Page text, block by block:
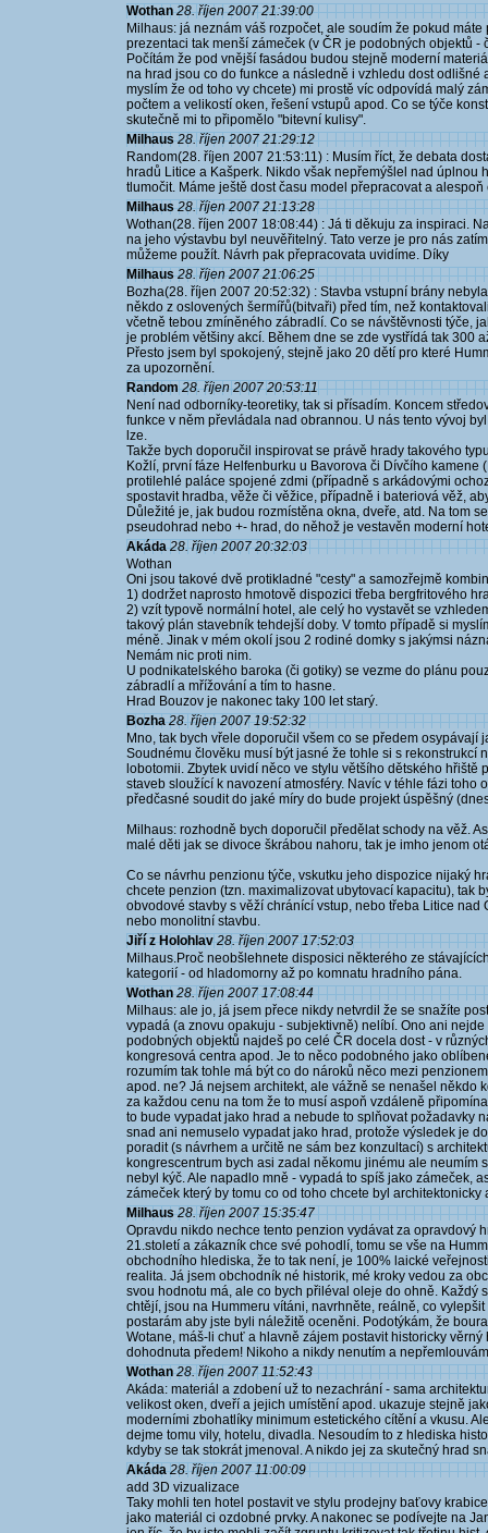
Wothan 28. říjen 2007 21:39:00
Milhaus: já neznám váš rozpočet, ale soudím že pokud
prezentaci tak menší zámeček (v ČR je podobných objektů
Počítám že pod vnější fasádou budou stejně moderní
na hrad jsou co do funkce a následně i vzhledu dost odlišné
myslím že od toho vy chcete) mi prostě víc odpovídá malý
počtem a velikostí oken, řešení vstupů apod. Co se týče
skutečně mi to připomělo "bitevní kulisy".
Milhaus 28. říjen 2007 21:29:12
Random(28. říjen 2007 21:53:11) : Musím říct, že debata
hradů Litice a Kašperk. Nikdo však nepřemýšlel nad úplnou
tlumočit. Máme ještě dost času model přepracovat a
Milhaus 28. říjen 2007 21:13:28
Wothan(28. říjen 2007 18:08:44) : Já ti děkuju za inspiraci.
na jeho výstavbu byl neuvěřitelný. Tato verze je pro nás
můžeme použít. Návrh pak přepracovata uvidíme. Díky
Milhaus 28. říjen 2007 21:06:25
Bozha(28. říjen 2007 20:52:32) : Stavba vstupní brány
někdo z oslovených šermířů(bitvaři) před tím, než
včetně tebou zmíněného zábradlí. Co se návštěvnosti týče,
je problém většiny akcí. Během dne se zde vystřídá tak 300
Přesto jsem byl spokojený, stejně jako 20 dětí pro které
za upozornění.
Random 28. říjen 2007 20:53:11
Není nad odborníky-teoretiky, tak si přísadím. Koncem
funkce v něm převládala nad obrannou. U nás tento vývoj
lze.
Takže bych doporučil inspirovat se právě hrady takového
Kožlí, první fáze Helfenburku u Bavorova či Dívčího
protilehlé paláce spojené zdmi (případně s arkádovými
spostavit hradba, věže či věžice, případně i bateriová věž,
Důležité je, jak budou rozmístěna okna, dveře, atd. Na tom
pseudohrad nebo +- hrad, do něhož je vestavěn moderní
Akáda 28. říjen 2007 20:32:03
Wothan
Oni jsou takové dvě protikladné "cesty" a samozřejmě
1) dodržet naprosto hmotově dispozici třeba bergfritového
2) vzít typově normální hotel, ale celý ho vystavět se
takový plán stavebník tehdejší doby. V tomto případě si
méně. Jinak v mém okolí jsou 2 rodiné domky s jakýmsi
Nemám nic proti nim.
U podnikatelského baroka (či gotiky) se vezme do plánu
zábradlí a mřížování a tím to hasne.
Hrad Bouzov je nakonec taky 100 let starý.
Bozha 28. říjen 2007 19:52:32
Mno, tak bych vřele doporučil všem co se předem osypávají
Soudnému člověku musí být jasné že tohle si s rekonstrukcí
lobotomii. Zbytek uvidí něco ve stylu většího dětského
staveb sloužící k navození atmosféry. Navíc v téhle fázi toho
předčasné soudit do jaké míry do bude projekt úspěšný
Milhaus: rozhodně bych doporučil předělat schody na věž.
malé děti jak se divoce škrábou nahoru, tak je imho jenom
Co se návrhu penzionu týče, vskutku jeho dispozice nijaký
chcete penzion (tzn. maximalizovat ubytovací kapacitu), tak
obvodové stavby s věží chránící vstup, nebo třeba Litice
nebo monolitní stavbu.
Jiří z Holohlav 28. říjen 2007 17:52:03
Milhaus.Proč neobšlehnete disposici některého ze
kategorií - od hladomorny až po komnatu hradního pána.
Wothan 28. říjen 2007 17:08:44
Milhaus: ale jo, já jsem přece nikdy netvrdil že se snažíte
vypadá (a znovu opakuju - subjektivně) nelíbí. Ono ani
podobných objektů najdeš po celé ČR docela dost - v
kongresová centra apod. Je to něco podobného jako
rozumím tak tohle má být co do nároků něco mezi
apod. ne? Já nejsem architekt, ale vážně se nenašel někdo
za každou cenu na tom že to musí aspoň vzdáleně
to bude vypadat jako hrad a nebude to splňovat požadavky
snad ani nemuselo vypadat jako hrad, protože výsledek je
poradit (s návrhem a určitě ne sám bez konzultací) s
kongrescentrum bych asi zadal někomu jinému ale neumím
nebyl kýč. Ale napadlo mně - vypadá to spíš jako zámeček,
zámeček který by tomu co od toho chcete byl architektonicky
Milhaus 28. říjen 2007 15:35:47
Opravdu nikdo nechce tento penzion vydávat za opravdový
21.století a zákazník chce své pohodlí, tomu se vše na
obchodního hlediska, že to tak není, je 100% laické
realita. Já jsem obchodník né historik, mé kroky vedou za
svou hodnotu má, ale co bych přiléval oleje do ohně. Každý
chtějí, jsou na Hummeru vítáni, navrhněte, reálně, co
postarám aby jste byli náležitě oceněni. Podotýkám, že
Wotane, máš-li chuť a hlavně zájem postavit historicky
dohodnuta předem! Nikoho a nikdy nenutím a
Wothan 28. říjen 2007 11:52:43
Akáda: materiál a zdobení už to nezachrání - sama
velikost oken, dveří a jejich umístění apod. ukazuje stejně
moderními zbohatlíky minimum estetického cítění a vkusu.
dejme tomu vily, hotelu, divadla. Nesoudím to z hlediska
kdyby se tak stokrát jmenoval. A nikdo jej za skutečný hrad
Akáda 28. říjen 2007 11:00:09
add 3D vizualizace
Taky mohli ten hotel postavit ve stylu prodejny baťovy
jako materiál ci ozdobné prvky. A nakonec se podívejte na